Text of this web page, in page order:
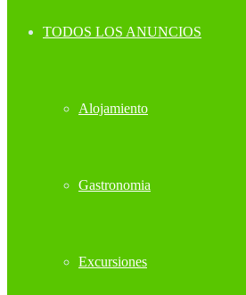
TODOS LOS ANUNCIOS
Alojamiento
Gastronomia
Excursiones